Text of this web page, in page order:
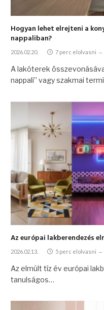
Hogyan lehet elrejteni a
nappaliban?
2026.02.20. 7 perc elolvasni
A lakóterek
nappali” vagy szakmai
Az európai lakberendezés
2026.02.13. 5 perc elolvasni
Az elmúlt tíz év európai
tanulságos…